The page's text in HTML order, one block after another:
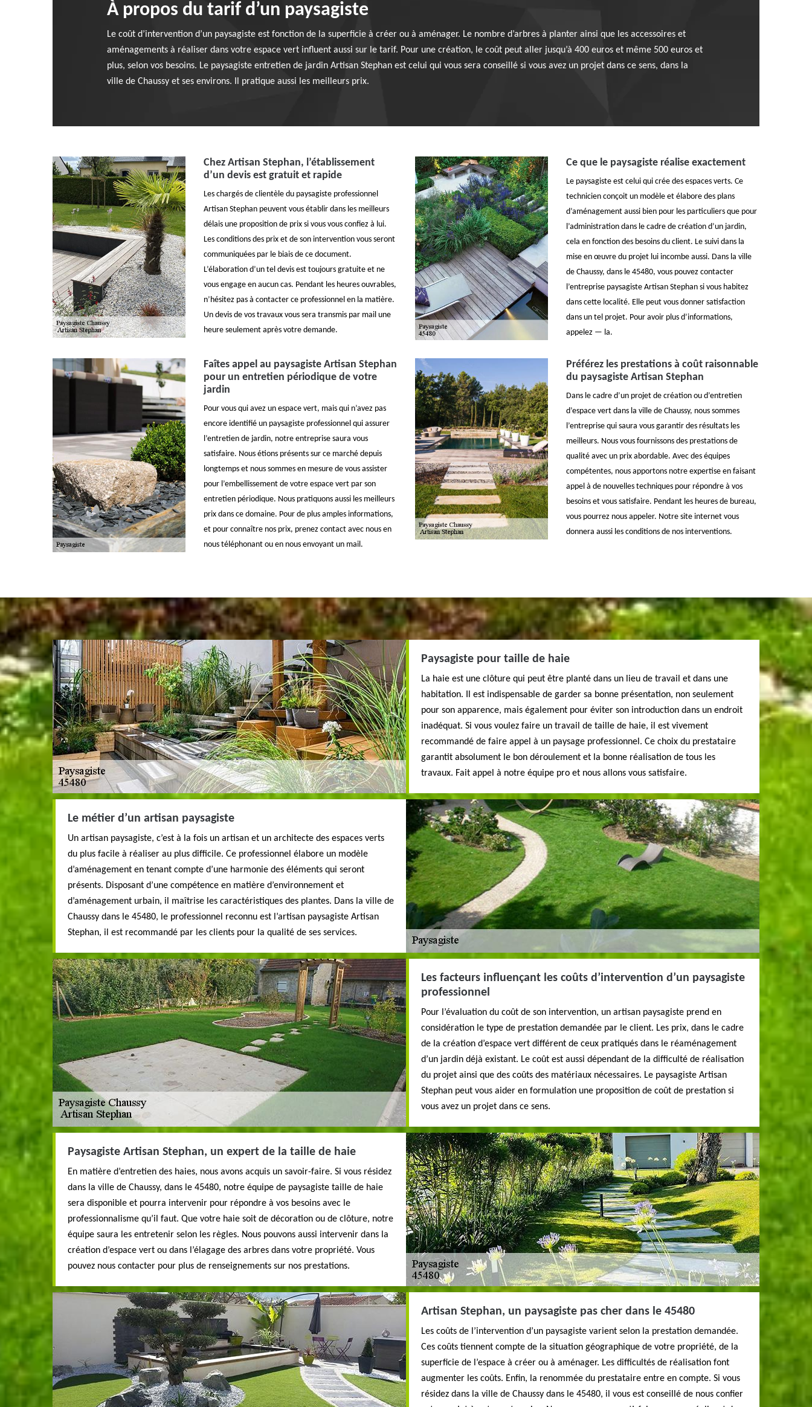
À propos du tarif d’un paysagiste
Le coût d’intervention d’un paysagiste est fonction de la superficie à créer ou à aménager. Le nombre d’arbres à planter ainsi que les accessoires et
aménagements à réaliser dans votre espace vert influent aussi sur le tarif. Pour une création, le coût peut aller jusqu’à 400 euros et même 500 euros et
plus, selon vos besoins. Le paysagiste entretien de jardin Artisan Stephan est celui qui vous sera conseillé si vous avez un projet dans ce sens, dans la
ville de Chaussy et ses environs. Il pratique aussi les meilleurs prix.
Chez Artisan Stephan, l’établissement
d’un devis est gratuit et rapide
Les chargés de clientèle du paysagiste professionnel
Artisan Stephan peuvent vous établir dans les meilleurs
délais une proposition de prix si vous vous confiez à lui.
Les conditions des prix et de son intervention vous seront
communiquées par le biais de ce document.
L’élaboration d’un tel devis est toujours gratuite et ne
vous engage en aucun cas. Pendant les heures ouvrables,
n’hésitez pas à contacter ce professionnel en la matière.
Un devis de vos travaux vous sera transmis par mail une
heure seulement après votre demande.
Ce que le paysagiste réalise exactement
Le paysagiste est celui qui crée des espaces verts. Ce
technicien conçoit un modèle et élabore des plans
d’aménagement aussi bien pour les particuliers que pour
l’administration dans le cadre de création d’un jardin,
cela en fonction des besoins du client. Le suivi dans la
mise en œuvre du projet lui incombe aussi. Dans la ville
de Chaussy, dans le 45480, vous pouvez contacter
l’entreprise paysagiste Artisan Stephan si vous habitez
dans cette localité. Elle peut vous donner satisfaction
dans un tel projet. Pour avoir plus d’informations,
appelez — la.
Faîtes appel au paysagiste Artisan Stephan
pour un entretien périodique de votre
jardin
Pour vous qui avez un espace vert, mais qui n’avez pas
encore identifié un paysagiste professionnel qui assurer
l’entretien de jardin, notre entreprise saura vous
satisfaire. Nous étions présents sur ce marché depuis
longtemps et nous sommes en mesure de vous assister
pour l’embellissement de votre espace vert par son
entretien périodique. Nous pratiquons aussi les meilleurs
prix dans ce domaine. Pour de plus amples informations,
et pour connaître nos prix, prenez contact avec nous en
nous téléphonant ou en nous envoyant un mail.
Préférez les prestations à coût raisonnable
du paysagiste Artisan Stephan
Dans le cadre d’un projet de création ou d’entretien
d’espace vert dans la ville de Chaussy, nous sommes
l’entreprise qui saura vous garantir des résultats les
meilleurs. Nous vous fournissons des prestations de
qualité avec un prix abordable. Avec des équipes
compétentes, nous apportons notre expertise en faisant
appel à de nouvelles techniques pour répondre à vos
besoins et vous satisfaire. Pendant les heures de bureau,
vous pourrez nous appeler. Notre site internet vous
donnera aussi les conditions de nos interventions.
Paysagiste pour taille de haie
La haie est une clôture qui peut être planté dans un lieu de travail et dans une
habitation. Il est indispensable de garder sa bonne présentation, non seulement
pour son apparence, mais également pour éviter son introduction dans un endroit
inadéquat. Si vous voulez faire un travail de taille de haie, il est vivement
recommandé de faire appel à un paysage professionnel. Ce choix du prestataire
garantit absolument le bon déroulement et la bonne réalisation de tous les
travaux. Fait appel à notre équipe pro et nous allons vous satisfaire.
Le métier d’un artisan paysagiste
Un artisan paysagiste, c’est à la fois un artisan et un architecte des espaces verts
du plus facile à réaliser au plus difficile. Ce professionnel élabore un modèle
d’aménagement en tenant compte d’une harmonie des éléments qui seront
présents. Disposant d’une compétence en matière d’environnement et
d’aménagement urbain, il maîtrise les caractéristiques des plantes. Dans la ville de
Chaussy dans le 45480, le professionnel reconnu est l’artisan paysagiste Artisan
Stephan, il est recommandé par les clients pour la qualité de ses services.
Les facteurs influençant les coûts d’intervention d’un paysagiste
professionnel
Pour l’évaluation du coût de son intervention, un artisan paysagiste prend en
considération le type de prestation demandée par le client. Les prix, dans le cadre
de la création d’espace vert différent de ceux pratiqués dans le réaménagement
d’un jardin déjà existant. Le coût est aussi dépendant de la difficulté de réalisation
du projet ainsi que des coûts des matériaux nécessaires. Le paysagiste Artisan
Stephan peut vous aider en formulation une proposition de coût de prestation si
vous avez un projet dans ce sens.
Paysagiste Artisan Stephan, un expert de la taille de haie
En matière d’entretien des haies, nous avons acquis un savoir-faire. Si vous résidez
dans la ville de Chaussy, dans le 45480, notre équipe de paysagiste taille de haie
sera disponible et pourra intervenir pour répondre à vos besoins avec le
professionnalisme qu’il faut. Que votre haie soit de décoration ou de clôture, notre
équipe saura les entretenir selon les règles. Nous pouvons aussi intervenir dans la
création d’espace vert ou dans l’élagage des arbres dans votre propriété. Vous
pouvez nous contacter pour plus de renseignements sur nos prestations.
Artisan Stephan, un paysagiste pas cher dans le 45480
Les coûts de l’intervention d’un paysagiste varient selon la prestation demandée.
Ces coûts tiennent compte de la situation géographique de votre propriété, de la
superficie de l’espace à créer ou à aménager. Les difficultés de réalisation font
augmenter les coûts. Enfin, la renommée du prestataire entre en compte. Si vous
résidez dans la ville de Chaussy dans le 45480, il vous est conseillé de nous confier